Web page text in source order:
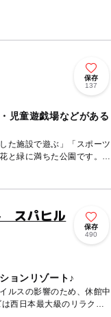
保存
137
児童遊戯場などがある
た施設で遊ぶ」「スポーツ
と緑に満ちた公園です。
スパヒル
保存
490
ョンリゾート♪
ルスの影響のため、休館中